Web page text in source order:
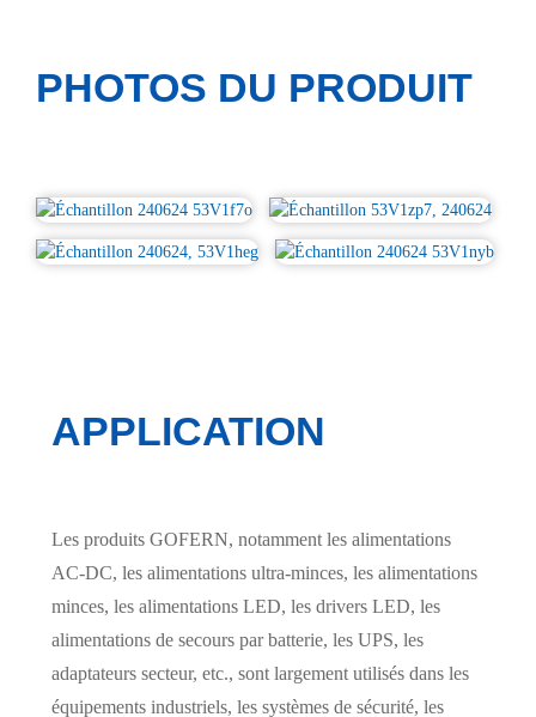
PHOTOS DU PRODUIT
APPLICATION
Les produits GOFERN, notamment les alimentations
AC-DC, les alimentations ultra-minces, les alimentations
minces, les alimentations LED, les drivers LED, les
alimentations de secours par batterie, les UPS, les
adaptateurs secteur, etc., sont largement utilisés dans les
équipements industriels, les systèmes de sécurité, les